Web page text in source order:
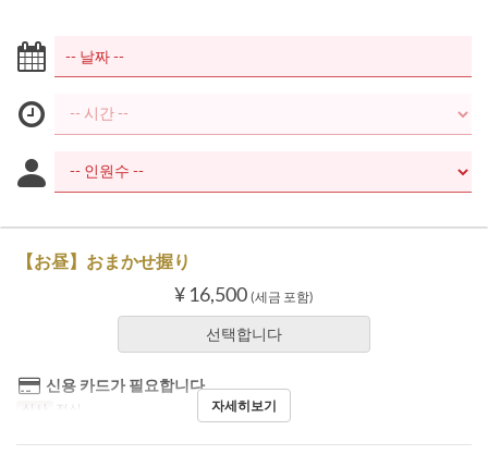
【お昼】おまかせ握り
¥ 16,500 (세금 포함)
선택합니다
신용 카드가 필요합니다
식사 점심 자세히보기